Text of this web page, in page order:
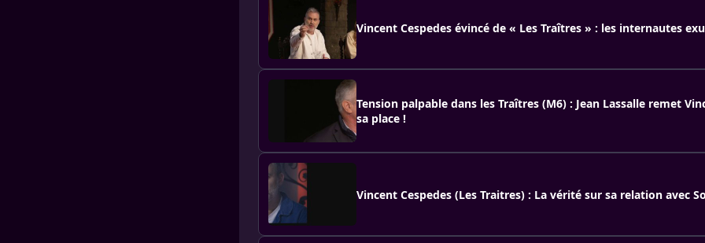
Vincent Cespedes évincé de « Les Traîtres » : les internautes
Tension palpable dans les Traîtres (M6) : Jean Lassalle remet
sa place !
Vincent Cespedes (Les Traitres) : La vérité sur sa relation avec